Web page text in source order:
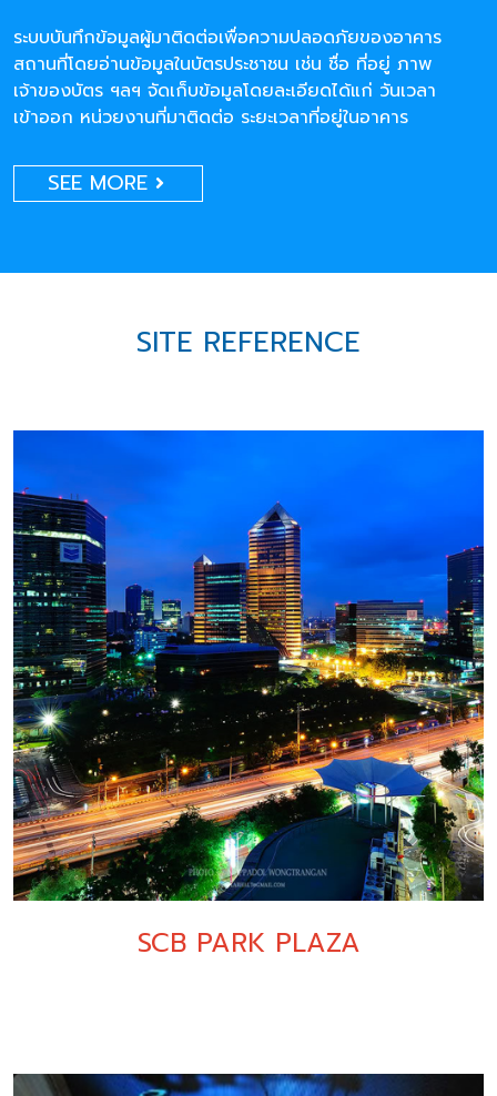
ระบบบันทึกข้อมูลผู้มาติดต่อเพื่อความปลอดภัยของอาคาร
สถานที่โดยอ่านข้อมูลในบัตรประชาชน เช่น ชื่อ ที่อยู่ ภาพ
เจ้าของบัตร ฯลฯ จัดเก็บข้อมูลโดยละเอียดได้แก่ วันเวลา
เข้าออก หน่วยงานที่มาติดต่อ ระยะเวลาที่อยู่ในอาคาร
SEE MORE
SITE REFERENCE
SCB PARK PLAZA